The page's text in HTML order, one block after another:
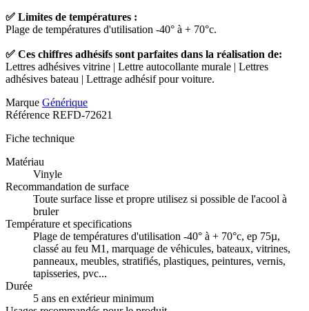
✅ Limites de températures :
Plage de températures d'utilisation -40° à + 70°c.
✅ Ces chiffres adhésifs sont parfaites dans la réalisation de:
Lettres adhésives vitrine | Lettre autocollante murale | Lettres
adhésives bateau | Lettrage adhésif pour voiture.
Marque Générique
Référence REFD-72621
Fiche technique
Matériau
Vinyle
Recommandation de surface
Toute surface lisse et propre utilisez si possible de l'acool à
bruler
Température et specifications
Plage de températures d'utilisation -40° à + 70°c, ep 75µ,
classé au feu M1, marquage de véhicules, bateaux, vitrines,
panneaux, meubles, stratifiés, plastiques, peintures, vernis,
tapisseries, pvc...
Durée
5 ans en extérieur minimum